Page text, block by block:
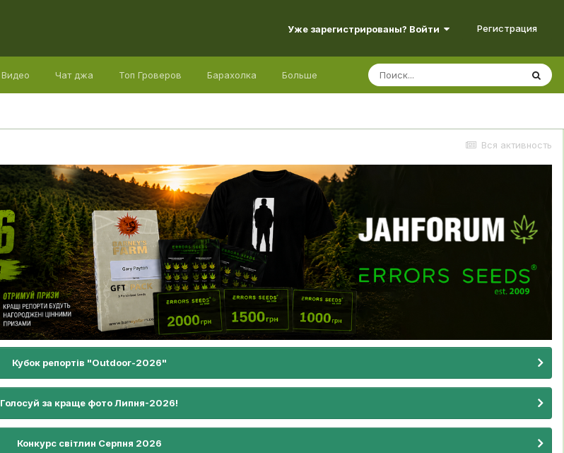
Уже зарегистрированы? Войти Регистрация
Видео Чат джа Топ Гроверов Барахолка Больше
Вся активность
Кубок репортів "Outdoor-2026"
Голосуй за краще фото Липня-2026!
Конкурс світлин Серпня 2026